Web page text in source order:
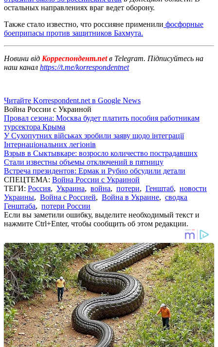
остальных направлениях враг ведет оборону.
Также стало известно, что россияне применили фосфорные
боеприпасы против защитников Бахмута.
Новини від Корреспондент.netв Telegram. Підписуйтесь на
наш канал https://t.me/korrespondentnet
Читайте Korrespondent.net в Google News
Война России с Украиной
Провал сезона: Москва будет платить пособия работникам
турсектора Крыма
У Сухопутних військах зробили заяву щодо інтеграції
Інтернаціональних легіонів
Взрыв в Сыктывкаре: возросло количество пострадавших
Стали известны объемы отключений в пятницу
Встреча президентов: Ермак и Рубио обсудили детали
СПЕЦТЕМА: Война России с Украиной
ТЕГИ: Россия, Украина, война, потери, Генштаб, новости
Украины, Война с Россией, Война в Украине, сводка
Генштаба, потери России
Если вы заметили ошибку, выделите необходимый текст и
нажмите Ctrl+Enter, чтобы сообщить об этом редакции.